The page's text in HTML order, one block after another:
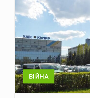
ВІЙНА